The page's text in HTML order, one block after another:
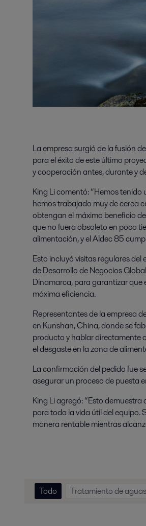
La empresa surgió de la fusión
para el éxito de este último
y cooperación antes, durante y
King Li comentó: “Hemos
hemos trabajado muy de cerca
obtengan el máximo beneficio
que no fuera obsoleto en poco
alimentación, y el Aldec 85
Esto incluyó visitas regulares
de Desarrollo de Negocios
Dinamarca, para garantizar que
máxima eficiencia.
Representantes de la empresa
en Kunshan, China, donde se
producto y hablar directamente
el desgaste en la zona de
La confirmación del pedido fue
asegurar un proceso de puesta
King Li agregó: “Esto
para toda la vida útil del equipo.
manera rentable mientras
Todo Tratamiento de